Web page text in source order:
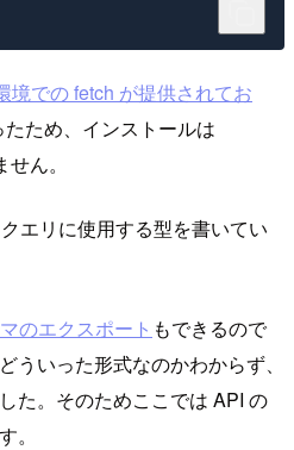
境での fetch が提供されてお
ため、インストールは
ん。
エリに使用する型を書いてい
のエクスポート もできるので
ういった形式なのかわからず、
た。そのためここでは API の
。